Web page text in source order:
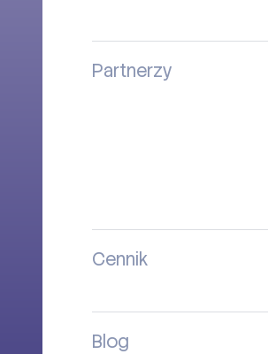
Partnerzy
Cennik
Blog